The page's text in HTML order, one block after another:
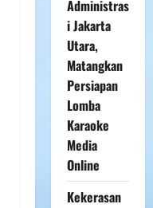
Administras
i Jakarta
Utara,
Matangkan
Persiapan
Lomba
Karaoke
Media
Online
Kekerasan